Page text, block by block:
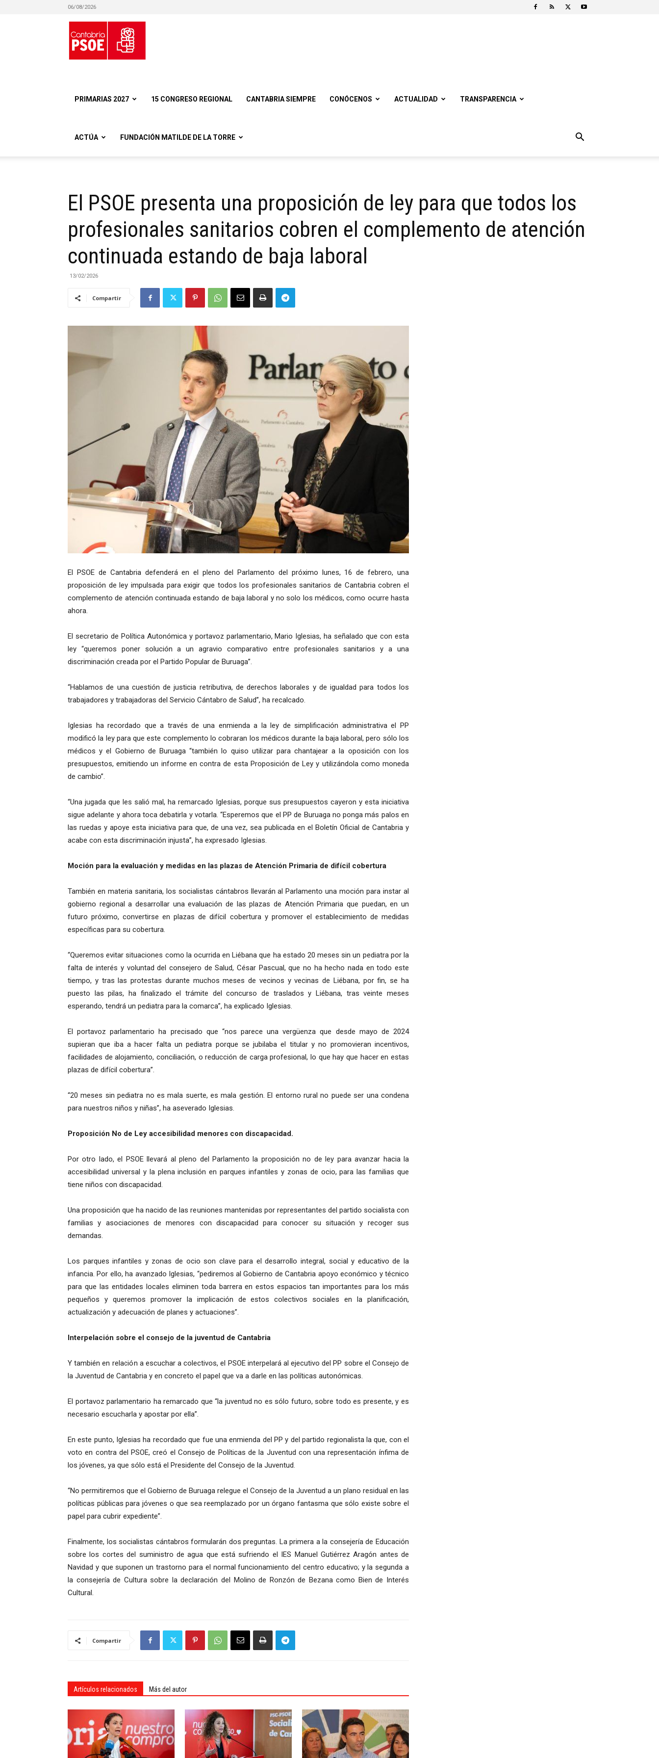
06/08/2026
|
Cantabria
PRIMARIAS 2027 15 CONGRESO REGIONAL CANTABRIA SIEMPRE CONÓCENOS ACTUALIDAD TRANSPARENCIA
ACTÚA FUNDACIÓN MATILDE DE LA TORRE
El PSOE presenta una proposición de ley para que todos los
profesionales sanitarios cobren el complemento de atención
continuada estando de baja laboral
13/02/2026
Compartir
El PSOE de Cantabria defenderá en el pleno del Parlamento del próximo lunes, 16 de febrero, una
proposición de ley impulsada para exigir que todos los profesionales sanitarios de Cantabria cobren el
complemento de atención continuada estando de baja laboral y no solo los médicos, como ocurre hasta
ahora.
El secretario de Política Autonómica y portavoz parlamentario, Mario Iglesias, ha señalado que con esta
ley “queremos poner solución a un agravio comparativo entre profesionales sanitarios y a una
discriminación creada por el Partido Popular de Buruaga”.
“Hablamos de una cuestión de justicia retributiva, de derechos laborales y de igualdad para todos los
trabajadores y trabajadoras del Servicio Cántabro de Salud”, ha recalcado.
Iglesias ha recordado que a través de una enmienda a la ley de simplificación administrativa el PP
modificó la ley para que este complemento lo cobraran los médicos durante la baja laboral, pero sólo los
médicos y el Gobierno de Buruaga “también lo quiso utilizar para chantajear a la oposición con los
presupuestos, emitiendo un informe en contra de esta Proposición de Ley y utilizándola como moneda
de cambio”.
“Una jugada que les salió mal, ha remarcado Iglesias, porque sus presupuestos cayeron y esta iniciativa
sigue adelante y ahora toca debatirla y votarla. “Esperemos que el PP de Buruaga no ponga más palos en
las ruedas y apoye esta iniciativa para que, de una vez, sea publicada en el Boletín Oficial de Cantabria y
acabe con esta discriminación injusta”, ha expresado Iglesias.
Moción para la evaluación y medidas en las plazas de Atención Primaria de difícil cobertura
También en materia sanitaria, los socialistas cántabros llevarán al Parlamento una moción para instar al
gobierno regional a desarrollar una evaluación de las plazas de Atención Primaria que puedan, en un
futuro próximo, convertirse en plazas de difícil cobertura y promover el establecimiento de medidas
específicas para su cobertura.
“Queremos evitar situaciones como la ocurrida en Liébana que ha estado 20 meses sin un pediatra por la
falta de interés y voluntad del consejero de Salud, César Pascual, que no ha hecho nada en todo este
tiempo, y tras las protestas durante muchos meses de vecinos y vecinas de Liébana, por fin, se ha
puesto las pilas, ha finalizado el trámite del concurso de traslados y Liébana, tras veinte meses
esperando, tendrá un pediatra para la comarca”, ha explicado Iglesias.
El portavoz parlamentario ha precisado que “nos parece una vergüenza que desde mayo de 2024
supieran que iba a hacer falta un pediatra porque se jubilaba el titular y no promovieran incentivos,
facilidades de alojamiento, conciliación, o reducción de carga profesional, lo que hay que hacer en estas
plazas de difícil cobertura”.
“20 meses sin pediatra no es mala suerte, es mala gestión. El entorno rural no puede ser una condena
para nuestros niños y niñas”, ha aseverado Iglesias.
Proposición No de Ley accesibilidad menores con discapacidad.
Por otro lado, el PSOE llevará al pleno del Parlamento la proposición no de ley para avanzar hacia la
accesibilidad universal y la plena inclusión en parques infantiles y zonas de ocio, para las familias que
tiene niños con discapacidad.
Una proposición que ha nacido de las reuniones mantenidas por representantes del partido socialista con
familias y asociaciones de menores con discapacidad para conocer su situación y recoger sus
demandas.
Los parques infantiles y zonas de ocio son clave para el desarrollo integral, social y educativo de la
infancia. Por ello, ha avanzado Iglesias, “pediremos al Gobierno de Cantabria apoyo económico y técnico
para que las entidades locales eliminen toda barrera en estos espacios tan importantes para los más
pequeños y queremos promover la implicación de estos colectivos sociales en la planificación,
actualización y adecuación de planes y actuaciones”.
Interpelación sobre el consejo de la juventud de Cantabria
Y también en relación a escuchar a colectivos, el PSOE interpelará al ejecutivo del PP sobre el Consejo de
la Juventud de Cantabria y en concreto el papel que va a darle en las políticas autonómicas.
El portavoz parlamentario ha remarcado que “la juventud no es sólo futuro, sobre todo es presente, y es
necesario escucharla y apostar por ella”.
En este punto, Iglesias ha recordado que fue una enmienda del PP y del partido regionalista la que, con el
voto en contra del PSOE, creó el Consejo de Políticas de la Juventud con una representación ínfima de
los jóvenes, ya que sólo está el Presidente del Consejo de la Juventud.
“No permitiremos que el Gobierno de Buruaga relegue el Consejo de la Juventud a un plano residual en las
políticas públicas para jóvenes o que sea reemplazado por un órgano fantasma que sólo existe sobre el
papel para cubrir expediente”.
Finalmente, los socialistas cántabros formularán dos preguntas. La primera a la consejería de Educación
sobre los cortes del suministro de agua que está sufriendo el IES Manuel Gutiérrez Aragón antes de
Navidad y que suponen un trastorno para el normal funcionamiento del centro educativo; y la segunda a
la consejería de Cultura sobre la declaración del Molino de Ronzón de Bezana como Bien de Interés
Cultural.
Compartir
Artículos relacionados Más del autor